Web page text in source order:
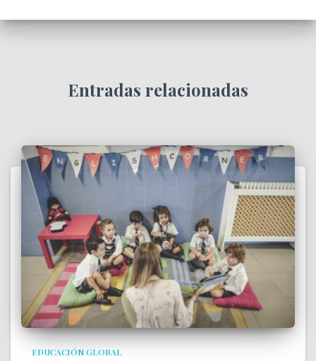
Entradas relacionadas
EDUCACIÓN GLOBAL